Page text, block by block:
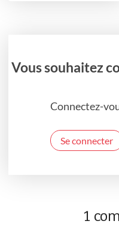
Vous souhaitez
Connectez-
Se connecter
1